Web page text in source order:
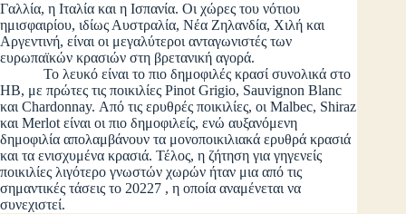
Γαλλία, η Ιταλία και η Ισπανία. Οι χώρες του νότιου
ημισφαιρίου, ιδίως Αυστραλία, Νέα Ζηλανδία, Χιλή και
Αργεντινή, είναι οι μεγαλύτεροι ανταγωνιστές των
ευρωπαϊκών κρασιών στη βρετανική αγορά.
Το λευκό είναι το πιο δημοφιλές κρασί συνολικά στο
ΗΒ, με πρώτες τις ποικιλίες Pinot Grigio, Sauvignon Blanc
και Chardonnay. Από τις ερυθρές ποικιλίες, οι Malbec, Shiraz
και Merlot είναι οι πιο δημοφιλείς, ενώ αυξανόμενη
δημοφιλία απολαμβάνουν τα μονοποικιλιακά ερυθρά κρασιά
και τα ενισχυμένα κρασιά. Τέλος, η ζήτηση για γηγενείς
ποικιλίες λιγότερο γνωστών χωρών ήταν μια από τις
σημαντικές τάσεις το 20227 , η οποία αναμένεται να
συνεχιστεί.